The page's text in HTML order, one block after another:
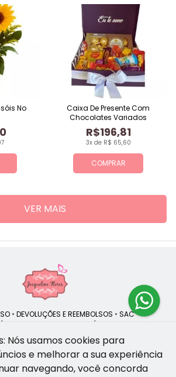
No
COMPRAR
3x de R$ 65,60
R$196,81
Caixa De Presente Com
Chocolates Variados
VER MAIS
• DEVOLUÇÕES E REEMBOLSOS • SAC
DE PRIVACIDADE POLÍTICA DE COOKIES
Flores | CNPJ: 47.335.418/0001-13
Nós usamos cookies para
e melhorar a sua experiência
navegando, você concorda